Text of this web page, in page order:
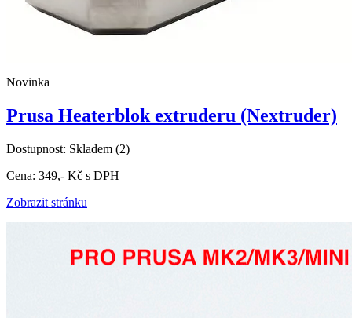
Novinka
Prusa Heaterblok extruderu (Nextruder)
Dostupnost: Skladem (2)
Cena: 349,- Kč s DPH
Zobrazit stránku